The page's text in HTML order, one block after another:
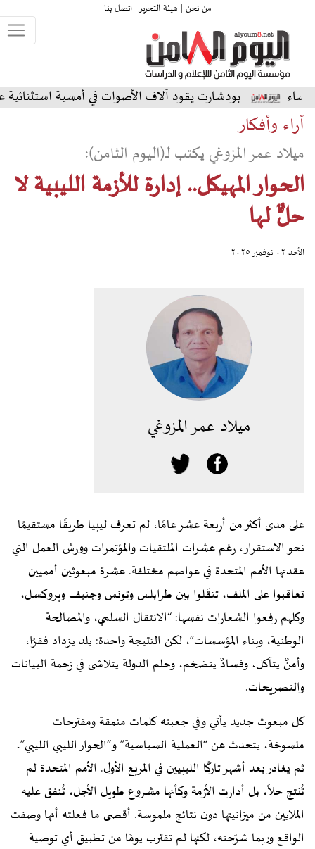
من نحن | هيئة التحرير |اتصل بنا
يقود آلاف الأصوات في أمسية استثنائية على المسرح
آراء وأفكار
ميلاد عمر المزوغي يكتب لـ(اليوم الثامن):
الحوار المهيكل.. إدارة للأزمة الليبية لا
حلٌّ لها
الأحد ٠٢ نوفمبر ٢٠٢٥
ميلاد عمر المزوغي
على مدى أكثر من أربعة عشر عامًا، لم تعرف ليبيا طريقًا مستقيمًا
نحو الاستقرار، رغم عشرات الملتقيات والمؤتمرات وورش العمل التي
عقدتها الأمم المتحدة في عواصم مختلفة. عشرة مبعوثين أمميين
تعاقبوا على الملف، تنقّلوا بين طرابلس وتونس وجنيف وبروكسل،
وكلهم رفعوا الشعارات نفسها: “الانتقال السلمي، والمصالحة
الوطنية، وبناء المؤسسات”، لكن النتيجة واحدة: بلد يزداد فقرًا،
وأمنٌ يتآكل، وفسادٌ يتضخم، وحلم الدولة يتلاشى في زحمة البيانات
والتصريحات.
كل مبعوث جديد يأتي وفي جعبته كلمات منمقة ومقترحات
منسوخة، يتحدث عن “العملية السياسية” و“الحوار الليبي-الليبي”،
ثم يغادر بعد أشهر تاركًا الليبيين في المربع الأول. الأمم المتحدة لم
تُنتج حلاً، بل أدارت الأزمة وكأنها مشروع طويل الأجل، تُنفق عليه
الملايين من ميزانيتها دون نتائج ملموسة. أقصى ما فعلته أنها وصفت
الواقع وربما شرّحته، لكنها لم تقترب يومًا من تطبيق أي توصية